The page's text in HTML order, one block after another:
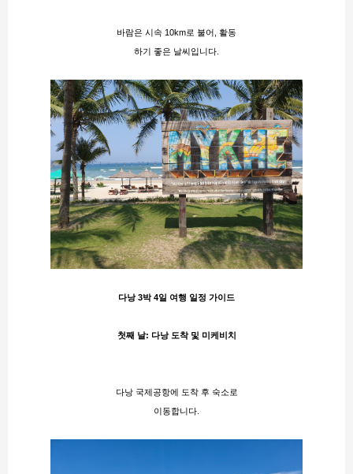
바람은 시속 10km로 불어, 활동
하기 좋은 날씨입니다.
다낭 3박 4일 여행 일정 가이드
첫째 날: 다낭 도착 및 미케비치
다낭 국제공항에 도착 후 숙소로
이동합니다.